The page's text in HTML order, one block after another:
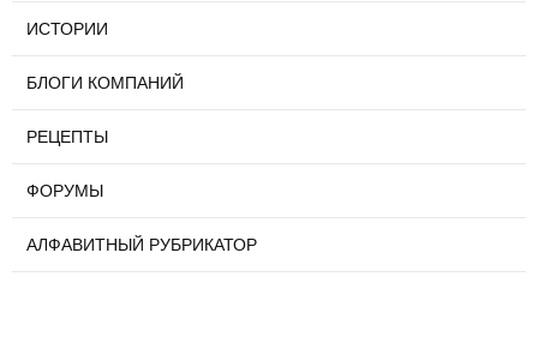
ИСТОРИИ
БЛОГИ КОМПАНИЙ
РЕЦЕПТЫ
ФОРУМЫ
АЛФАВИТНЫЙ РУБРИКАТОР